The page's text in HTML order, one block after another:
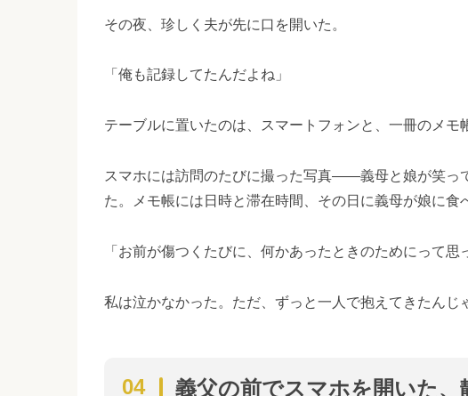
その夜、珍しく夫が先に口を開いた。
「俺も記録してたんだよね」
テーブルに置いたのは、スマートフォンと、一冊のメモ
スマホには訪問のたびに撮った写真——義母と娘が笑っ
た。メモ帳には日時と滞在時間、その日に義母が娘に食
「お前が傷つくたびに、何かあったときのためにって思
私は泣かなかった。ただ、ずっと一人で抱えてきたん
義父の前でスマホを開いた、